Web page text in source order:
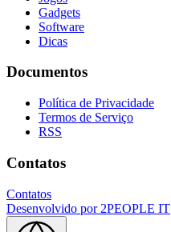
Gadgets
Software
Dicas
Documentos
Política de Privacidade
Termos de Serviço
RSS
Contatos
Contatos
Desenvolvido por2PEOPLE IT